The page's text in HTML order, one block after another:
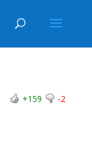
+159 -2